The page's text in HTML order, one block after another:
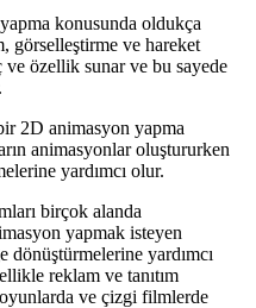
konusunda oldukça
görselleştirme ve hareket
özellik sunar ve bu sayede
2D animasyon yapma
animasyonlar oluştururken
yardımcı olur.
birçok alanda
yapmak isteyen
dönüştürmelerine yardımcı
reklam ve tanıtım
ve çizgi filmlerde